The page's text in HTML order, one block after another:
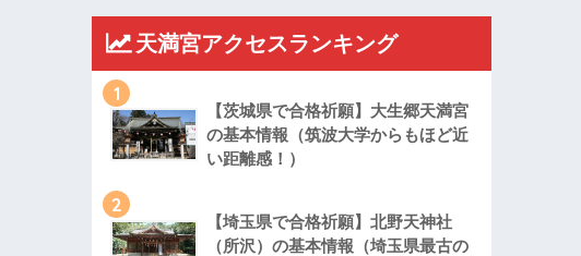
天満宮アクセスランキング
1
【茨城県で合格祈願】大生郷天満宮
の基本情報（筑波大学からもほど近
い距離感！）
2
【埼玉県で合格祈願】北野天神社
（所沢）の基本情報（埼玉県最古の